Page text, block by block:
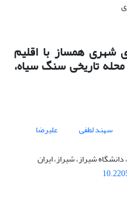
شهری همساز با اقلیم
تاریخی سنگ سیاه،
سهند لطفی علیرضا
شیراز، شیراز، ایران